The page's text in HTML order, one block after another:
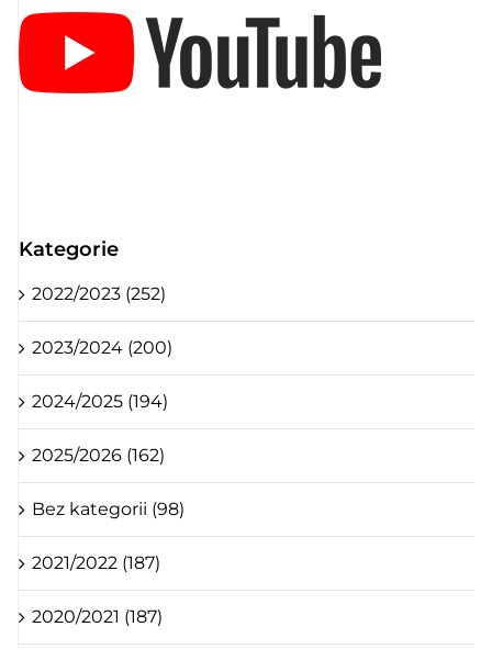
Kategorie
2022/2023 (252)
2023/2024 (200)
2024/2025 (194)
2025/2026 (162)
Bez kategorii (98)
2021/2022 (187)
2020/2021 (187)